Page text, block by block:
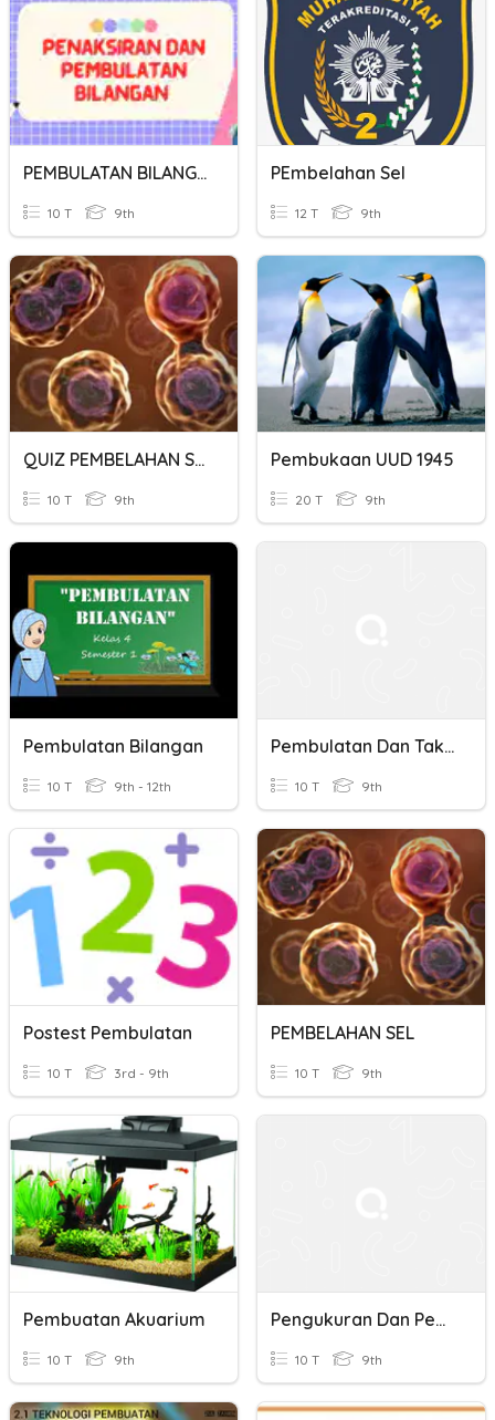
PEMBULATAN BILANGAN
10 T 9th
PEmbelahan Sel
12 T 9th
QUIZ PEMBELAHAN SEL
10 T 9th
Pembukaan UUD 1945
20 T 9th
Pembulatan Bilangan
10 T 9th - 12th
Pembulatan Dan Taksiran
10 T 9th
Postest Pembulatan
10 T 3rd - 9th
PEMBELAHAN SEL
10 T 9th
Pembuatan Akuarium
10 T 9th
Pengukuran Dan Pembulatan
10 T 9th